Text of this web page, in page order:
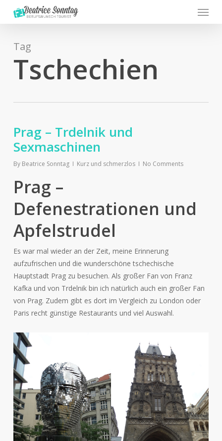
content
Menu
Tag
Tschechien
Prag – Trdelnik und
Sexmaschinen
By Beatrice Sonntag Kurz und schmerzlos No Comments
Prag –
Defenestrationen und
Apfelstrudel
Es war mal wieder an der Zeit, meine Erinnerung
aufzufrischen und die wunderschöne tschechische
Hauptstadt Prag zu besuchen. Als großer Fan von Franz
Kafka und von Trdelnik bin ich natürlich auch ein großer Fan
von Prag. Zudem gibt es dort im Vergleich zu London oder
Paris recht günstige Restaurants und viel Auswahl.